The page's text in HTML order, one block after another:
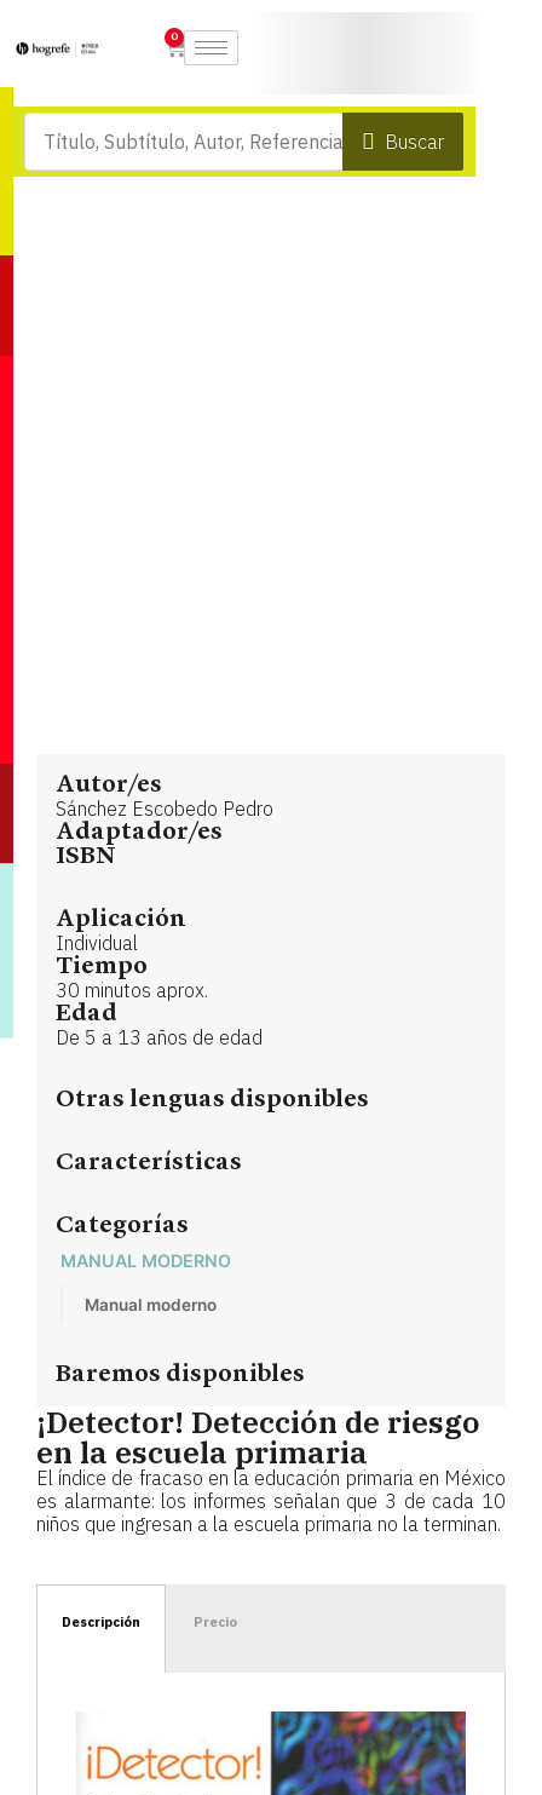
0
Buscar
Autor/es
Sánchez Escobedo Pedro
Adaptador/es
ISBN
Aplicación
Individual
Tiempo
30 minutos aprox.
Edad
De 5 a 13 años de edad
Otras lenguas disponibles
Características
Categorías
MANUAL MODERNO
Manual moderno
Baremos disponibles
¡Detector! Detección de riesgo
en la escuela primaria
El índice de fracaso en la educación primaria en México
es alarmante: los informes señalan que 3 de cada 10
niños que ingresan a la escuela primaria no la terminan.
Descripción Precio